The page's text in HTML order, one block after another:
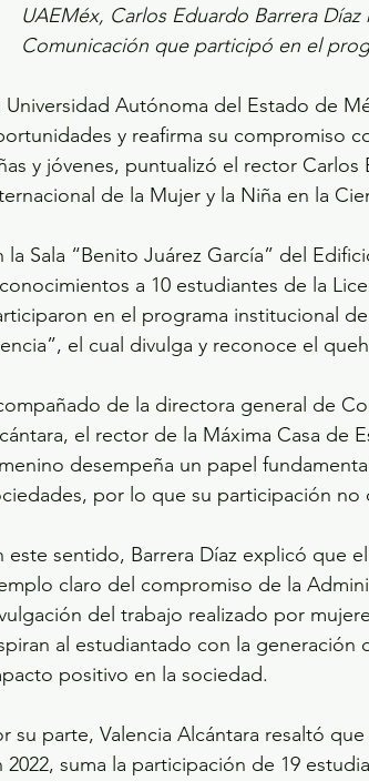
UAEMéx, Carlos Eduardo Barrera
Comunicación que participó en el
Universidad Autónoma del Estado de
y reafirma su compromiso
y jóvenes, puntualizó el rector
de la Mujer y la Niña en la
la Sala “Benito Juárez García” del
a 10 estudiantes de la
en el programa institucional
el cual divulga y reconoce el
de la directora general de
el rector de la Máxima Casa de
desempeña un papel
por lo que su participación no
este sentido, Barrera Díaz explicó que
claro del compromiso de la
del trabajo realizado por
al estudiantado con la
positivo en la sociedad.
su parte, Valencia Alcántara resaltó
2022, suma la participación de 19